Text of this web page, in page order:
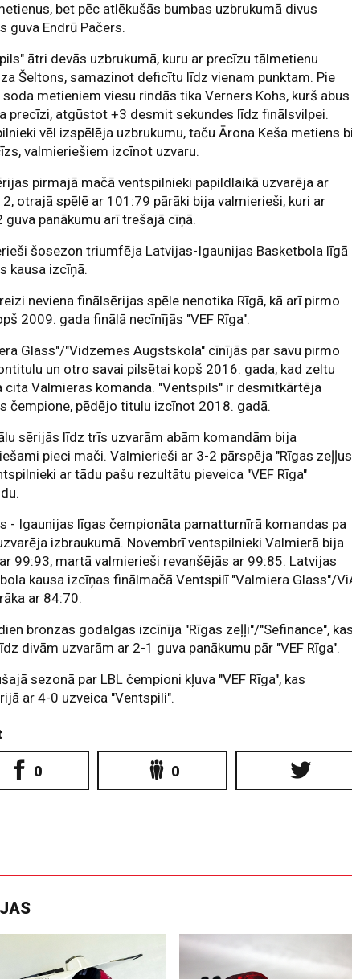
bet pēc atlēkušās bumbas uzbrukumā divus
guva Endrū Pačers.
ātri devās uzbrukumā, kuru ar precīzu tālmetienu
Šeltons, samazinot deficītu līdz vienam punktam. Pie
metieniem viesu rindās tika Verners Kohs, kurš abus
precīzi, atgūstot +3 desmit sekundes līdz finālsvilpei.
vēl izspēlēja uzbrukumu, taču Ārona Keša metiens
valmieriešiem izcīnot uzvaru.
pirmajā mačā ventspilnieki papildlaikā uzvarēja ar
otrajā spēlē ar 101:79 pārāki bija valmierieši, kuri ar
guva panākumu arī trešajā cīņā.
šosezon triumfēja Latvijas-Igaunijas Basketbola līgā
kausa izcīņā.
neviena finālsērijas spēle nenotika Rīgā, kā arī pirmo
2009. gada finālā necīnījās "VEF Rīga".
Glass"/"Vidzemes Augstskola" cīnījās par savu pirmo
un otro savai pilsētai kopš 2016. gada, kad zeltu
cita Valmieras komanda. "Ventspils" ir desmitkārtēja
čempione, pēdējo titulu izcīnot 2018. gadā.
sērijās līdz trīs uzvarām abām komandām bija
pieci mači. Valmierieši ar 3-2 pārspēja "Rīgas
ar tādu pašu rezultātu pieveica "VEF Rīga"
- Igaunijas līgas čempionāta pamatturnīrā komandas pa
izbraukumā. Novembrī ventspilnieki Valmierā bija
99:93, martā valmierieši revanšējās ar 99:85. Latvijas
kausa izcīņas finālmačā Ventspilī "Valmiera Glass"/
ar 84:70.
bronzas godalgas izcīnīja "Rīgas zeļļi"/"Sefinance",
divām uzvarām ar 2-1 guva panākumu pār "VEF Rīga".
sezonā par LBL čempioni kļuva "VEF Rīga", kas
ar 4-0 uzveica "Ventspili".
0 0